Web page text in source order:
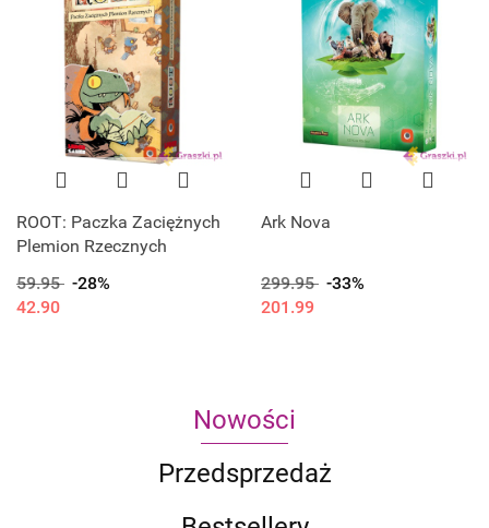
ROOT: Paczka Zaciężnych
Plemion Rzecznych
59.95 -28%
42.90
Ark Nova
299.95 -33%
201.99
Nowości
Przedsprzedaż